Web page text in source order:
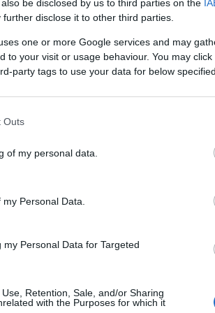
be disclosed by us to third parties on the
further disclose it to other third parties.
one or more Google services and may
to your visit or usage behaviour. You may
party tags to use your data for below
Outs
of my personal data.
Personal Data.
Personal Data for Targeted
Retention, Sale, and/or Sharing
with the Purposes for which it
για την
του πρώην ρώσου
πίσω από την
το 2014 από την οποία
πρώτοι όλες τις ειδήσεις